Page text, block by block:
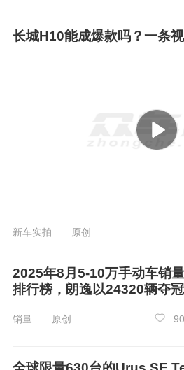
众车网观点：
市场表现，它们的销量遥遥
费者的认可。如果您近期有
纱，看看它们究竟具备了哪
供有价值的参考。
长城H10能成爆款吗？一条
新车实拍 原创
2025年8月5-10万手动车销量
排行榜，朗逸以24320辆夺冠
销量 原创